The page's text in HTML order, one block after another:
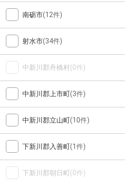
南砺市(12件)
射水市(34件)
中新川郡舟橋村(0件)
中新川郡上市町(3件)
中新川郡立山町(10件)
下新川郡入善町(1件)
下新川郡朝日町(0件)